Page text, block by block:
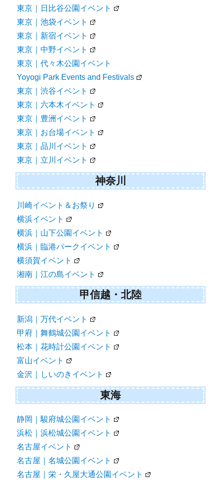
東京｜日比谷公園イベント
東京｜池袋イベント
東京｜新宿イベント
東京｜中野イベント
東京｜代々木公園イベント
Yoyogi Park Events and Festivals
東京｜渋谷イベント
東京｜六本木イベント
東京｜豊洲イベント
東京｜お台場イベント
東京｜品川イベント
東京｜立川イベント
神奈川
川崎イベント＆お祭り
横浜イベント
横浜｜山下公園イベント
横浜｜臨港パークイベント
横須賀イベント
湘南｜江の島イベント
甲信越・北陸
新潟｜万代イベント
甲府｜舞鶴城公園イベント
松本｜花時計公園イベント
富山イベント
金沢｜しいのきイベント
東海
静岡｜駿府城公園イベント
浜松｜浜松城公園イベント
名古屋イベント
名古屋｜名城公園イベント
名古屋｜栄・久屋大通公園イベント